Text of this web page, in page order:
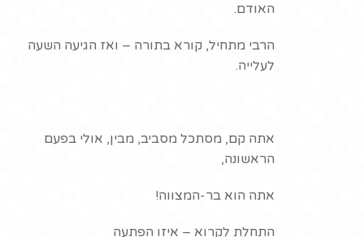
האודם.
הרבי מתחיל, קורא בתורה – ואז הגיעה השעה
לעלייה.
אתה קם, מסתכל מסביב, מבין, אולי בפעם
הראשונה,
אתה הוא בר-המצווה!
התחלת לקרוא – איזו הפתעה